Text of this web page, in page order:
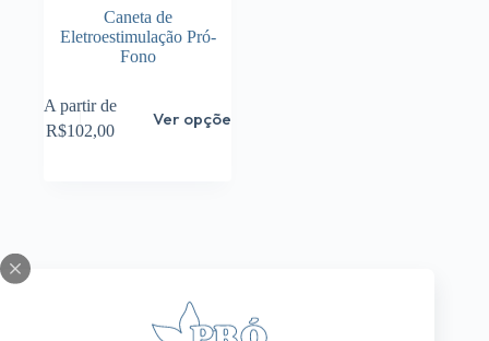
Caneta de
Eletroestimulação Pró-
Fono
A partir de
R$102,00
Ver opções
Este
produto
tem
ser
escolhidas